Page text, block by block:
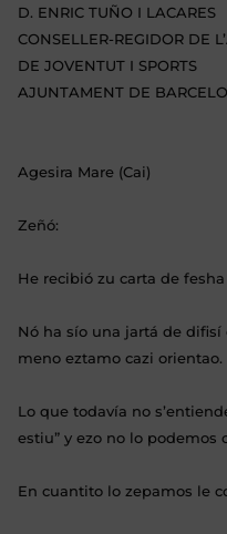
D. ENRIC TUÑO I LACARES
CONSELLER-REGIDOR DE
DE JOVENTUT I SPORTS
AJUNTAMENT DE
Agesira Mare (Cai)
Zeñó:
He recibió zu carta de
Nó ha sío una jartá de difisí
meno eztamo cazi orientao.
Lo que todavía no
estiu” y ezo no lo podemos
En cuantito lo zepamos le